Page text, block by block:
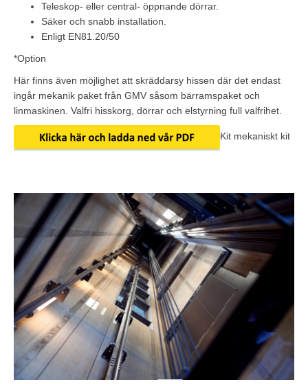
Teleskop- eller central- öppnande dörrar.
Säker och snabb installation.
Enligt EN81.20/50
*Option
Här finns även möjlighet att skräddarsy hissen där det endast
ingår mekanik paket från GMV såsom bärramspaket och
linmaskinen. Valfri hisskorg, dörrar och elstyrning full valfrihet.
Kit mekaniskt kit